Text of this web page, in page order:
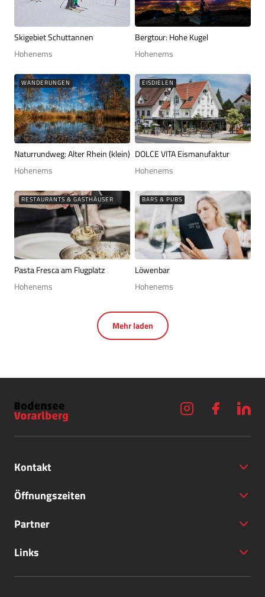
Skigebiet Schuttannen
Hohenems
Bergtour: Hohe Kugel
Hohenems
WANDERUNGEN
Naturrundweg: Alter Rhein (klein)
Hohenems
EISDIELEN
DOLCE VITA Eismanufaktur
Hohenems
RESTAURANTS & GASTHÄUSER
Pasta Fresca am Flugplatz
Hohenems
BARS & PUBS
Löwenbar
Hohenems
Mehr laden
Kontakt
+43 (5572) 40797
Öffnungszeiten
Partner
Links